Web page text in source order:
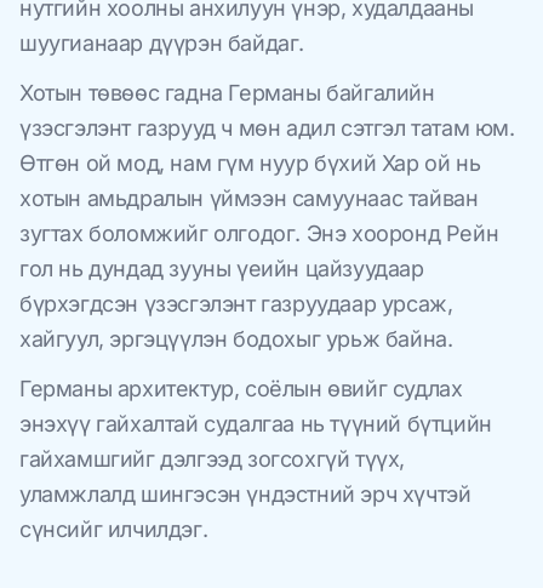
нутгийн хоолны анхилуун үнэр, худалдааны
шуугианаар дүүрэн байдаг.
Хотын төвөөс гадна Германы байгалийн
үзэсгэлэнт газрууд ч мөн адил сэтгэл татам юм.
Өтгөн ой мод, нам гүм нуур бүхий Хар ой нь
хотын амьдралын үймээн самуунаас тайван
зугтах боломжийг олгодог. Энэ хооронд Рейн
гол нь дундад зууны үеийн цайзуудаар
бүрхэгдсэн үзэсгэлэнт газруудаар урсаж,
хайгуул, эргэцүүлэн бодохыг урьж байна.
Германы архитектур, соёлын өвийг судлах
энэхүү гайхалтай судалгаа нь түүний бүтцийн
гайхамшгийг дэлгээд зогсохгүй түүх,
уламжлалд шингэсэн үндэстний эрч хүчтэй
сүнсийг илчилдэг.